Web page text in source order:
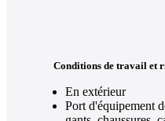
Conditions de travail et
En extérieur
Port d'équipement